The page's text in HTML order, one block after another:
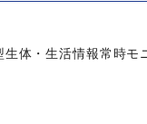
体・生活情報常時モ